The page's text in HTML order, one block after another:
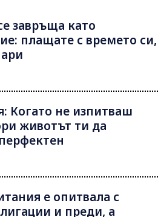
завръща като
плащате с времето си,
Когато не изпитваш
животът ти да
е опитвала с
и преди, а